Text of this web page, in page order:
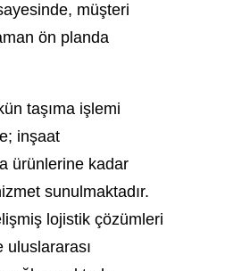
müşteri
ön planda
taşıma işlemi
inşaat
ürünlerine kadar
sunulmaktadır.
lojistik çözümleri
uluslararası